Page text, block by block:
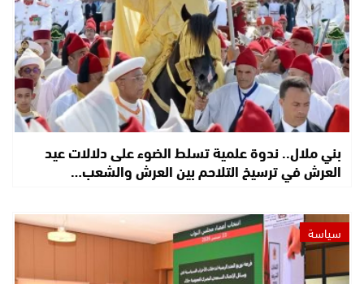
بني ملال.. ندوة علمية تسلط الضوء على دلالات عيد
العرش في ترسيخ التلاحم بين العرش والشعب…
سياسة